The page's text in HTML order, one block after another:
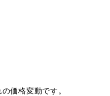
価格変動です。